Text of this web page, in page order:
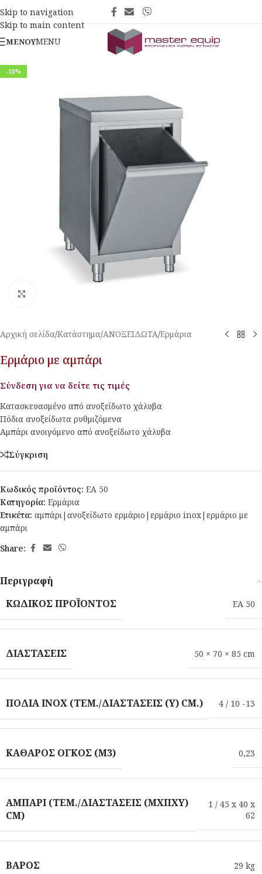
Skip to navigation
Skip to main content
ΜΕΝΟΎMENU
-10%
Αρχική σελίδα/Κατάστημα/ΑΝΟΞΕΙΔΩΤΑ/Ερμάρια
Ερμάριο με αμπάρι
Σύνδεση για να δείτε τις τιμές
Κατασκευασμένο από ανοξείδωτο χάλυβα
Πόδια ανοξείδωτα ρυθμιζόμενα
Αμπάρι ανοιγόμενο από ανοξείδωτο χάλυβα
Σύγκριση
Κωδικός προϊόντος: EA 50
Κατηγορία: Ερμάρια
Ετικέτα: αμπάρι|ανοξείδωτο ερμάριο|ερμάριο inox|ερμάριο με
αμπάρι
Share:
Περιγραφή
ΚΩΔΙΚΌΣ ΠΡΟΪΌΝΤΟΣ
EA 50
ΔΙΑΣΤΆΣΕΙΣ 50 × 70 × 85 cm
ΠΌΔΙΑ INOX (ΤΕΜ./ΔΙΑΣΤΆΣΕΙΣ (Υ) CM.) 4 / 10 -13
ΚΑΘΑΡΌΣ ΌΓΚΟΣ (M3) 0,23
ΑΜΠΆΡΙ (ΤΕΜ./ΔΙΑΣΤΆΣΕΙΣ (ΜXΠXΥ)
CM)
1 / 45 x 40 x
62
ΒΆΡΟΣ 29 kg